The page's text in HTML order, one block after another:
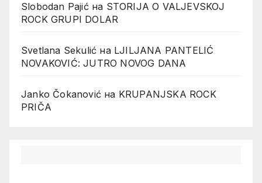
Slobodan Pajićна STORIJA O VALJEVSKOJ
ROCK GRUPI DOLAR
Svetlana Sekulić на LJILJANA PANTELIĆ
NOVAKOVIĆ: JUTRO NOVOG DANA
Janko Čokanović на KRUPANJSKA ROCK
PRIČA